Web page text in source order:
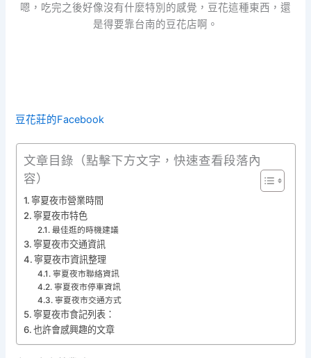
嗯，吃完之後好像沒有什麼特別的感覺，豆花這種東西，還
是得要靠台南的豆花店啊。
豆花莊的Facebook
文章目錄（點擊下方文字，快速查看段落內
容）
寧夏夜市營業時間
寧夏夜市特色
最佳逛的時機建議
寧夏夜市交通資訊
寧夏夜市資訊整理
寧夏夜市聯絡資訊
寧夏夜市停車資訊
寧夏夜市交通方式
寧夏夜市食記列表：
也許會感興趣的文章